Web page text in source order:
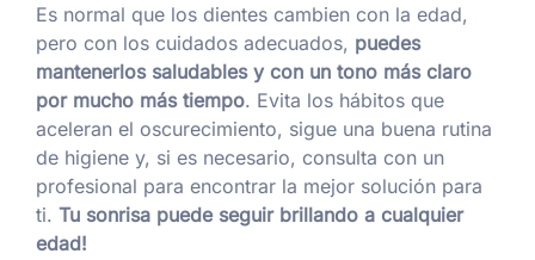
Es normal que los dientes cambien con la edad,
pero con los cuidados adecuados, puedes
mantenerlos saludables y con un tono más claro
por mucho más tiempo. Evita los hábitos que
aceleran el oscurecimiento, sigue una buena rutina
de higiene y, si es necesario, consulta con un
profesional para encontrar la mejor solución para
ti. Tu sonrisa puede seguir brillando a cualquier
edad!